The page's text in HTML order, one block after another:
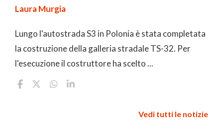
Laura Murgia
Lungo l'autostrada S3 in Polonia è stata completata
la costruzione della galleria stradale TS-32. Per
l'esecuzione il costruttore ha scelto ...
Vedi tutti le notizie